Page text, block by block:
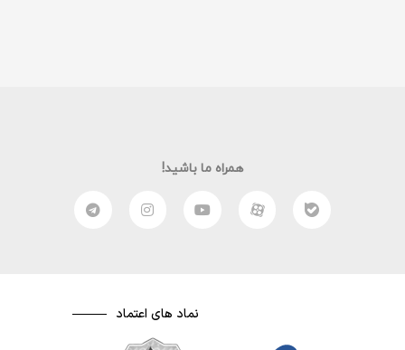
همراه ما باشید!
نماد های اعتماد